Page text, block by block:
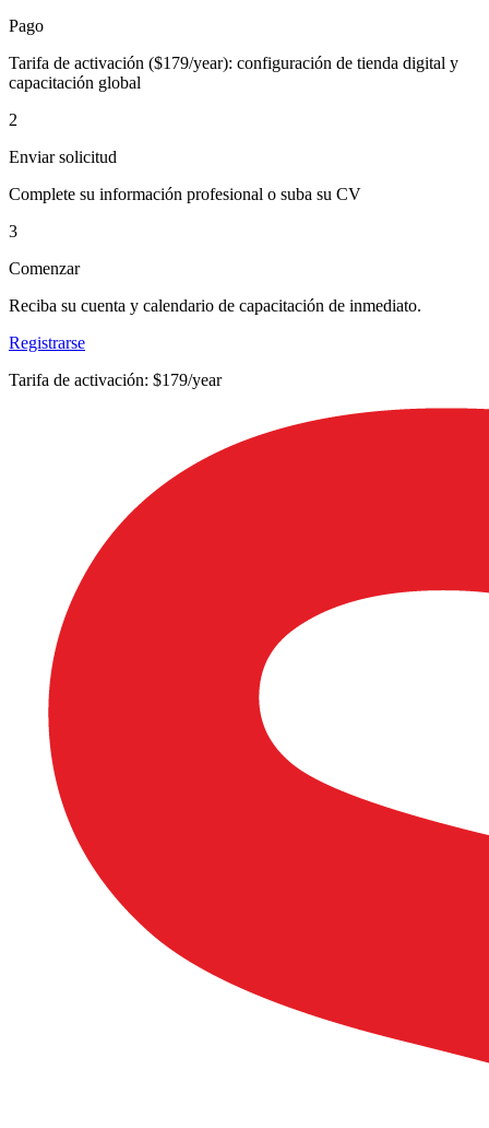
Pago
Tarifa de activación ($179/year): configuración de tienda digital y
capacitación global
2
Enviar solicitud
Complete su información profesional o suba su CV
3
Comenzar
Reciba su cuenta y calendario de capacitación de inmediato.
Registrarse
Tarifa de activación: $179/year